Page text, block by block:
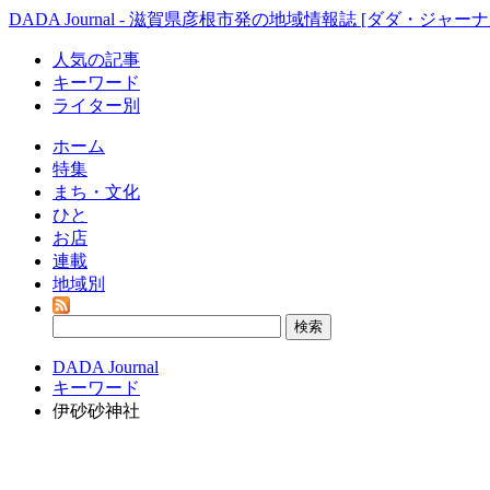
DADA Journal - 滋賀県彦根市発の地域情報誌 [ダダ・ジャー
人気の記事
キーワード
ライター別
ホーム
特集
まち・文化
ひと
お店
連載
地域別
DADA Journal
キーワード
伊砂砂神社